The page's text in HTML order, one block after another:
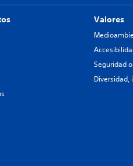
Valores
Seguridad
Diversidad,